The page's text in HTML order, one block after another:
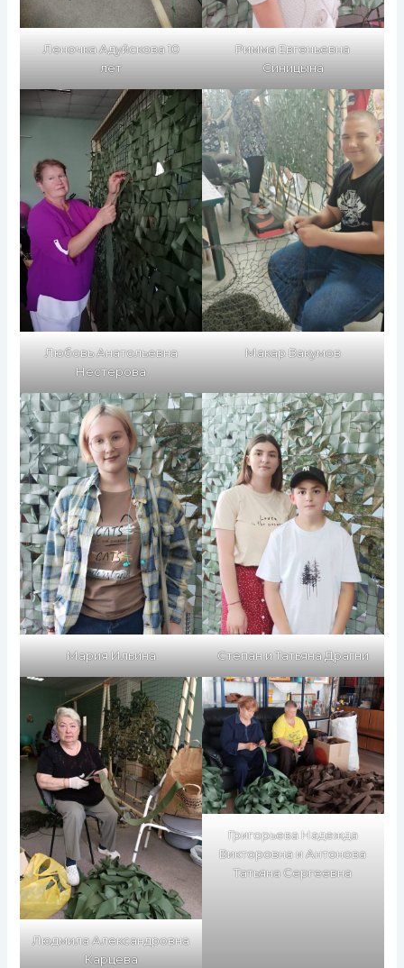
Леночка Адуйскова 10
лет
Римма Евгеньевна
Синицына
Любовь Анатольевна
Нестерова
Макар Вакумов
Мария Ильина Степан и Татьяна Драгни
Людмила Александровна
Карцева
Григорьева Надежда
Викторовна и Антонова
Татьяна Сергеевна